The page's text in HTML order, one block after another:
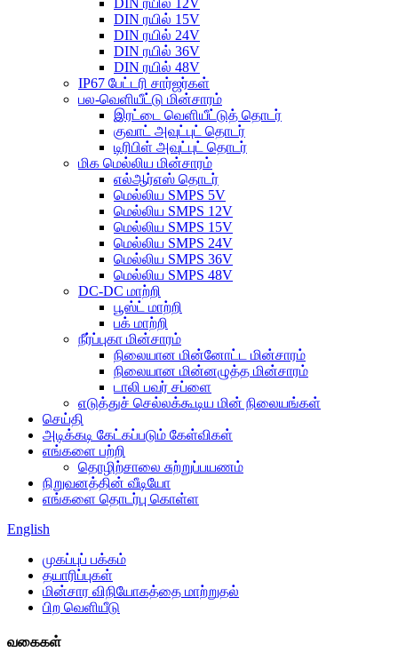
DIN ரயில் 12V
DIN ரயில் 15V
DIN ரயில் 24V
DIN ரயில் 36V
DIN ரயில் 48V
IP67 பேட்டரி சார்ஜர்கள்
பல-வெளியீட்டு மின்சாரம்
இரட்டை வெளியீட்டுத் தொடர்
குவாட் அவுட்புட் தொடர்
டிரிபிள் அவுட்புட் தொடர்
மிக மெல்லிய மின்சாரம்
எல்ஆர்எஸ் தொடர்
மெல்லிய SMPS 5V
மெல்லிய SMPS 12V
மெல்லிய SMPS 15V
மெல்லிய SMPS 24V
மெல்லிய SMPS 36V
மெல்லிய SMPS 48V
DC-DC மாற்றி
பூஸ்ட் மாற்றி
பக் மாற்றி
நீர்ப்புகா மின்சாரம்
நிலையான மின்னோட்ட மின்சாரம்
நிலையான மின்னழுத்த மின்சாரம்
டாலி பவர் சப்ளை
எடுத்துச் செல்லக்கூடிய மின் நிலையங்கள்
செய்தி
அடிக்கடி கேட்கப்படும் கேள்விகள்
எங்களை பற்றி
தொழிற்சாலை சுற்றுப்பயணம்
நிறுவனத்தின் வீடியோ
எங்களை தொடர்பு கொள்ள
English
முகப்புப் பக்கம்
தயாரிப்புகள்
மின்சார விநியோகத்தை மாற்றுதல்
பிற வெளியீடு
வகைகள்